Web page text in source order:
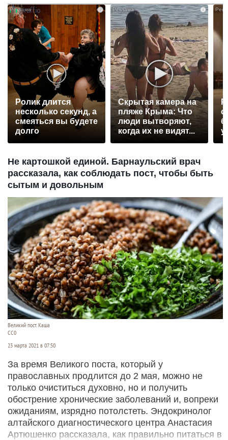
Ролик длится
несколько секунд, а
смеяться вы будете
долго
i
Скрытая камера на
пляже Крыма: Что
люди вытворяют,
когда их не видят...
Не картошкой единой. Барнаульский врач
рассказала, как соблюдать пост, чтобы быть
сытым и довольным
Великий пост. Каша
СС0
23 марта 2021 в 07:50
За время Великого поста, который у
православных продлится до 2 мая, можно не
только очиститься духовно, но и получить
обострение хронические заболеваний и, вопреки
ожиданиям, изрядно потолстеть. Эндокринолог
алтайского диагностического центра Анастасия
Артюшенко рассказала, как правильно питаться в